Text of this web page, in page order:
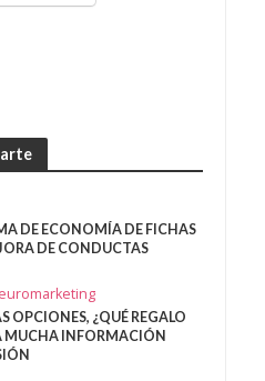
DE ECONOMÍA DE FICHAS
DE CONDUCTAS
OPCIONES, ¿QUÉ REGALO
MUCHA INFORMACIÓN